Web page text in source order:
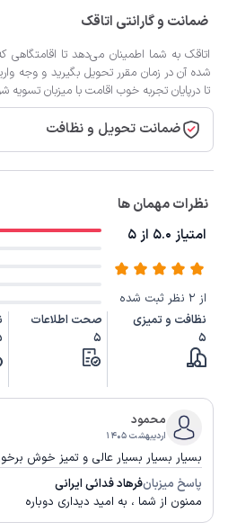
ضمانت و گارانتی اتاقک
اتاقک به شما اطمینان می‌دهد تا اقامتگاهی
شده آن در زمان مقرر تحویل بگیرید و وجه
تا درپایان تجربه خوب اقامت با میزبان تسویه
ضمانت تحویل و نظافت
نظرات مهمان ها
امتیاز 5.0 از 5
از 2 نظر ثبت شده
نظافت و تمیزی
5
صحت اطلاعات
5
محمود
اردیبهشت ۱۴۰۵
بسیار بسیار بسیار عالی و تمیز خوش
پاسخ میزبانفرهاد فدائی ایرانی
ممنون از شما ، به امید دیداری دوباره